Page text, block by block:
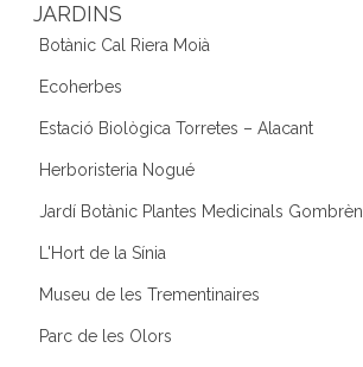
JARDINS
Botànic Cal Riera Moià
Ecoherbes
Estació Biològica Torretes – Alacant
Herboristeria Nogué
Jardí Botànic Plantes Medicinals Gombrèn
L'Hort de la Sínia
Museu de les Trementinaires
Parc de les Olors